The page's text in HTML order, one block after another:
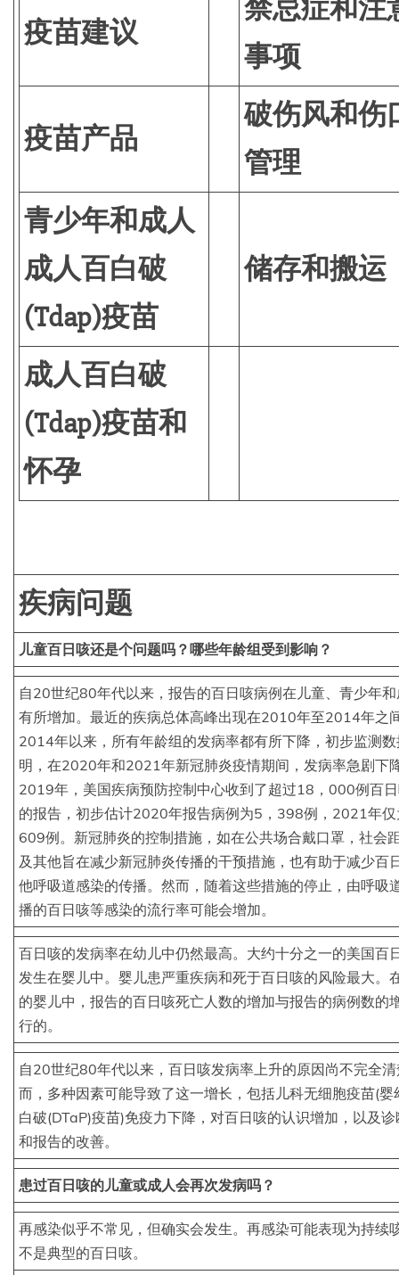
疫苗建议
禁忌症和注
事项
疫苗产品
破伤风和伤
管理
青少年和成人
成人百白破
(Tdap)疫苗
储存和搬运
成人百白破
(Tdap)疫苗和
怀孕
疾病问题
儿童百日咳还是个问题吗？哪些年龄组受到影响？
自20世纪80年代以来，报告的百日咳病例在儿童、青少年
有所增加。最近的疾病总体高峰出现在2010年至2014年之
2014年以来，所有年龄组的发病率都有所下降，初步监测
明，在2020年和2021年新冠肺炎疫情期间，发病率急剧下
2019年，美国疾病预防控制中心收到了超过18，000例百
的报告，初步估计2020年报告病例为5，398例，2021年
609例。新冠肺炎的控制措施，如在公共场合戴口罩，社会
及其他旨在减少新冠肺炎传播的干预措施，也有助于减少百
他呼吸道感染的传播。然而，随着这些措施的停止，由呼吸
播的百日咳等感染的流行率可能会增加。
百日咳的发病率在幼儿中仍然最高。大约十分之一的美国百
发生在婴儿中。婴儿患严重疾病和死于百日咳的风险最大。
的婴儿中，报告的百日咳死亡人数的增加与报告的病例数的
行的。
自20世纪80年代以来，百日咳发病率上升的原因尚不完全
而，多种因素可能导致了这一增长，包括儿科无细胞疫苗(婴
白破(DTaP)疫苗)免疫力下降，对百日咳的认识增加，以及
和报告的改善。
患过百日咳的儿童或成人会再次发病吗？
再感染似乎不常见，但确实会发生。再感染可能表现为持续
不是典型的百日咳。